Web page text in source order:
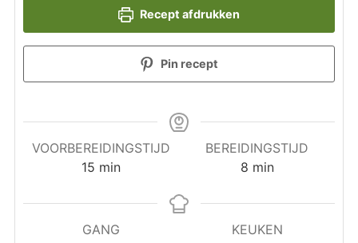
Recept afdrukken
Pin recept
VOORBEREIDINGSTIJD
15minuten
min
BEREIDINGSTIJD
8minuten
min
GANG
KEUKEN